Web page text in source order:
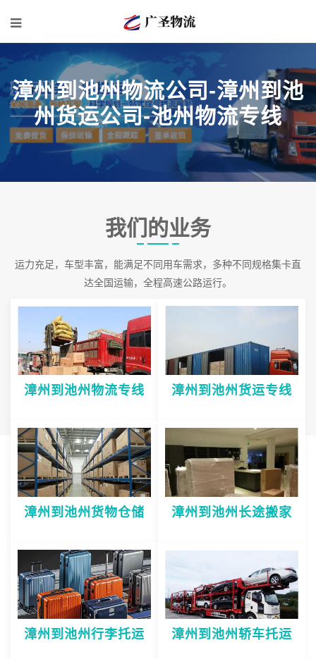
漳州到池州物流公司-漳州到池
州货运公司-池州物流专线
我们的业务
运力充足，车型丰富，能满足不同用车需求，多种不同规格集卡直
达全国运输，全程高速公路运行。
漳州到池州物流专线 漳州到池州货运专线
漳州到池州货物仓储 漳州到池州长途搬家
漳州到池州行李托运 漳州到池州轿车托运